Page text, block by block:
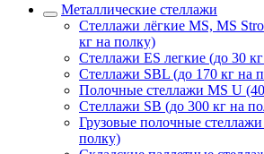
Металлические стеллажи
Стеллажи лёгкие MS, MS
кг на полку)
Стеллажи ES легкие (до 30
Стеллажи SBL (до 170 кг на
Полочные стеллажи MS U
Стеллажи SB (до 300 кг на
Грузовые полочные
полку)